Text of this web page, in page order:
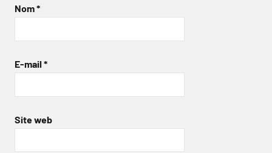
Nom*
E-mail *
Site web